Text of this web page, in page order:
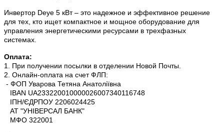
Инвертор Deye 5 кВт – это надежное и эффективное решение
для тех, кто ищет компактное и мощное оборудование для
управления энергетическими ресурсами в трехфазных
системах.
Оплата:
1. При получении посылки в отделении Новой Почты.
2. Онлайн-оплата на счет ФЛП:
- ФОП Уварова Тетяна Анатоліївна
IBAN UA233220010000026007340116748
ІПН/ЄДРПОУ 2206024425
АТ "УНІВЕРСАЛ БАНК"
МФО 322001